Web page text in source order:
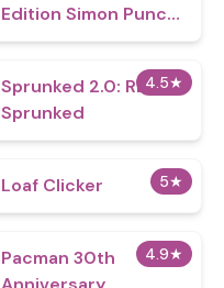
Edition Simon Punch
Tunner
4.5★
Sprunked 2.0: RE-
Sprunked
5★
Loaf Clicker
4.9★
Pacman 30th